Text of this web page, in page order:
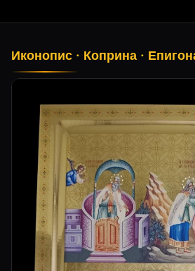
Иконопис · Коприна ·
Продукти